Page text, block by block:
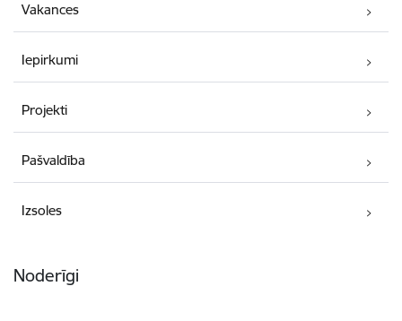
Vakances
Iepirkumi
Projekti
Pašvaldība
Izsoles
Noderīgi